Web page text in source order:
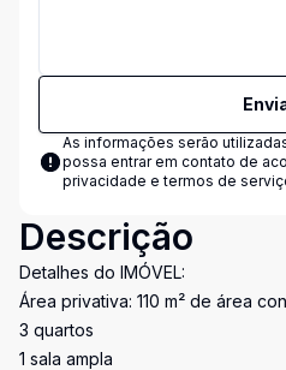
As informações serão
possa entrar em contato de
privacidade e termos de
Descrição
Detalhes do IMÓVEL:
Área privativa: 110 m² de área
3 quartos
1 sala ampla